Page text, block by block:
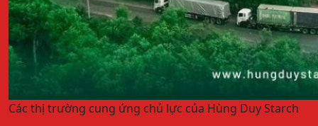
Các thị trường cung ứng chủ lực của Hùng Duy Starch